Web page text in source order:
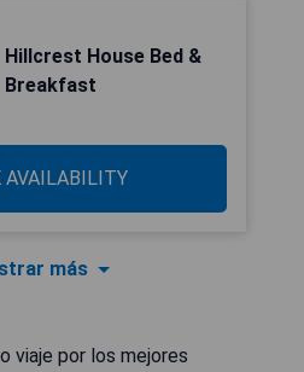
Hillcrest House Bed &
Breakfast
AVAILABILITY
más
viaje por los mejores